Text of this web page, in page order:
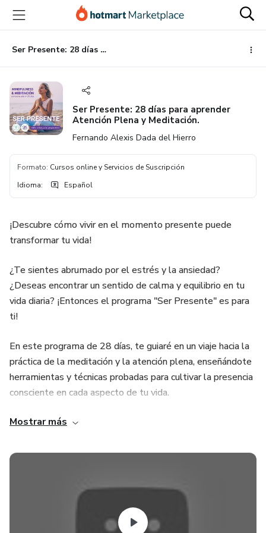
principal
página
de
página
Ser Presente: 28 días para aprender Atención Plena y Meditación.
Ser Presente: 28 días para aprender
Atención Plena y Meditación.
Fernando Alexis Dada del Hierro
Formato: Cursos online y Servicios de Suscripción
Idioma: Español
¡Descubre cómo vivir en el momento presente puede
transformar tu vida!
¿Te sientes abrumado por el estrés y la ansiedad?
¿Deseas encontrar un sentido de calma y equilibrio en tu
vida diaria? ¡Entonces el programa "Ser Presente" es para
ti!
En este programa de 28 días, te guiaré en un viaje hacia la
práctica de la meditación y la atención plena, enseñándote
herramientas y técnicas probadas para cultivar la presencia
consciente en cada aspecto de tu vida.
Beneficios de "Ser Presente":
🧘 Aprende a reducir el estrés y la ansiedad.
💖 Mejora tus relaciones personales y profesionales.
Mostrar más